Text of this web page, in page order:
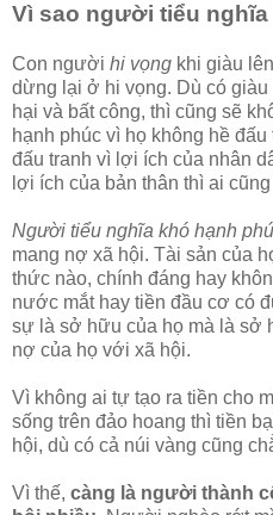
Vì sao người tiểu
Con người hi vọng khi giàu
dừng lại ở hi vọng. Dù có
hại và bất công, thì cũng sẽ
hạnh phúc vì họ không hề
đấu tranh vì lợi ích của nhân
lợi ích của bản thân thì ai
Người tiểu nghĩa khó hạnh
mang nợ xã hội. Tài sản của
thức nào, chính đáng hay
nước mắt hay tiền đầu cơ có
sự là sở hữu của họ mà là sở
nợ của họ với xã hội.
Vì không ai tự tạo ra tiền cho
sống trên đảo hoang thì tiền
hội, dù có cả núi vàng cũng
Vì thế, càng là người thành